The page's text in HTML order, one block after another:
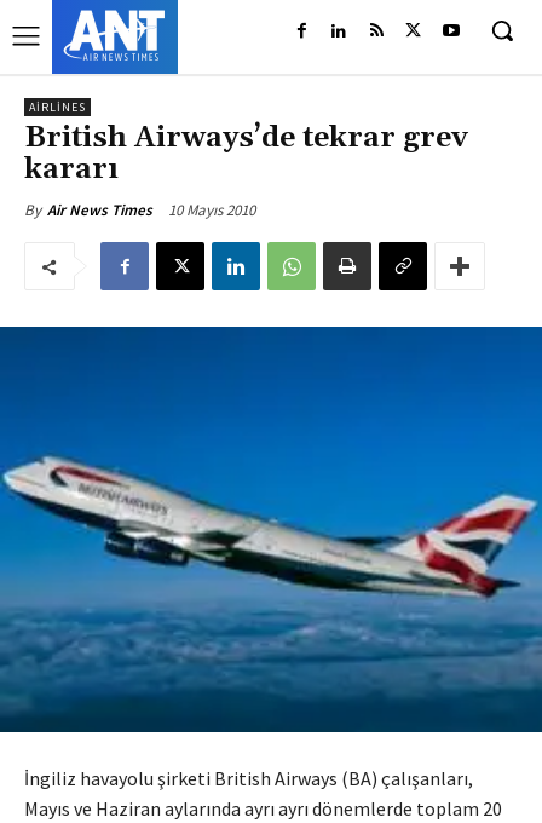
AIRLINES
British Airways’de tekrar grev
kararı
By Air News Times 10 Mayıs 2010
İngiliz havayolu şirketi British Airways (BA) çalışanları,
Mayıs ve Haziran aylarında ayrı ayrı dönemlerde toplam 20